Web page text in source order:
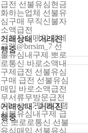
급전 선불유심현금
화하는업체 선불유
심구매 무직신불자
소액급전
거래상태 : 거래진
행중
선불유심매입 텔레
그램@brrsim_7 선
불유심내구제 뽀로
로통신 바로소액내
구제급전 선불유심
구매 급전 선불유심
매입 바로소액급전
무서류무방문급전
거래상태 : 거래진
행중
@brrsim_7텔레그램
선불유심내구제 급
전 뽀로로통신 선불
유심매입 선불유심